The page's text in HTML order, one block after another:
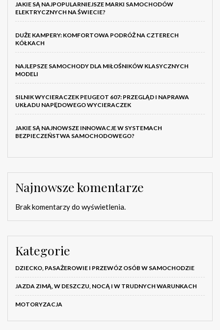
JAKIE SĄ NAJPOPULARNIEJSZE MARKI SAMOCHODÓW
ELEKTRYCZNYCH NA ŚWIECIE?
DUŻE KAMPERY: KOMFORTOWA PODRÓŻ NA CZTERECH
KÓŁKACH
NAJLEPSZE SAMOCHODY DLA MIŁOŚNIKÓW KLASYCZNYCH
MODELI
SILNIK WYCIERACZEK PEUGEOT 607: PRZEGLĄD I NAPRAWA
UKŁADU NAPĘDOWEGO WYCIERACZEK
JAKIE SĄ NAJNOWSZE INNOWACJE W SYSTEMACH
BEZPIECZEŃSTWA SAMOCHODOWEGO?
Najnowsze komentarze
Brak komentarzy do wyświetlenia.
Kategorie
DZIECKO, PASAŻEROWIE I PRZEWÓZ OSÓB W SAMOCHODZIE
JAZDA ZIMĄ, W DESZCZU, NOCĄ I W TRUDNYCH WARUNKACH
MOTORYZACJA